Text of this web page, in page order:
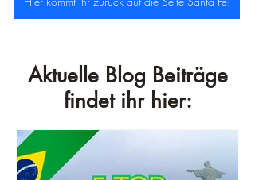
Aktuelle Blog Beiträge
findet ihr hier: